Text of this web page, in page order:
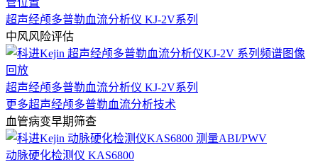
超声经颅多普勒血流分析仪 KJ-2V系列
中风风险评估
超声经颅多普勒血流分析仪 KJ-2V系列
更多超声经颅多普勒血流分析技术
血管病变早期筛查
动脉硬化检测仪 KAS6800